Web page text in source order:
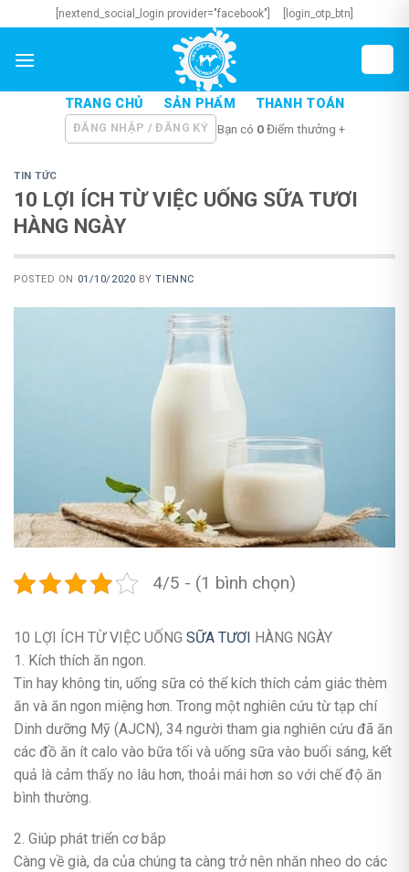
to
content
[nextend_social_login provider="facebook"] [login_otp_btn]
TRANG CHỦ SẢN PHẨM THANH TOÁN
ĐĂNG NHẬP / ĐĂNG KÝ Bạn có 0Điểm thưởng +
TIN TỨC
10 LỢI ÍCH TỪ VIỆC UỐNG SỮA TƯƠI
HÀNG NGÀY
POSTED ON 01/10/2020 BYTIENNC
4/5 - (1 bình chọn)
10 LỢI ÍCH TỪ VIỆC UỐNG SỮA TƯƠI HÀNG NGÀY
1. Kích thích ăn ngon.
Tin hay không tin, uống sữa có thể kích thích cảm giác thèm
ăn và ăn ngon miệng hơn. Trong một nghiên cứu từ tạp chí
Dinh dưỡng Mỹ (AJCN), 34 người tham gia nghiên cứu đã ăn
các đồ ăn ít calo vào bữa tối và uống sữa vào buổi sáng, kết
quả là cảm thấy no lâu hơn, thoải mái hơn so với chế độ ăn
bình thường.
2. Giúp phát triển cơ bắp
Càng về già, da của chúng ta càng trở nên nhăn nheo do các